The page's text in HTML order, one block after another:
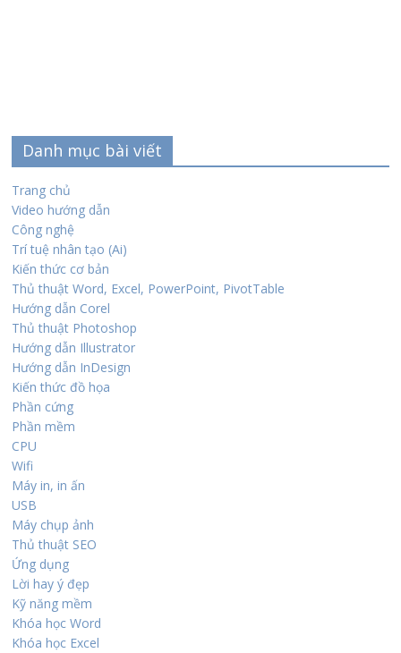
Danh mục bài viết
Trang chủ
Video hướng dẫn
Công nghệ
Trí tuệ nhân tạo (Ai)
Kiến thức cơ bản
Thủ thuật Word, Excel, PowerPoint, PivotTable
Hướng dẫn Corel
Thủ thuật Photoshop
Hướng dẫn Illustrator
Hướng dẫn InDesign
Kiến thức đồ họa
Phần cứng
Phần mềm
CPU
Wifi
Máy in, in ấn
USB
Máy chụp ảnh
Thủ thuật SEO
Ứng dụng
Lời hay ý đẹp
Kỹ năng mềm
Khóa học Word
Khóa học Excel